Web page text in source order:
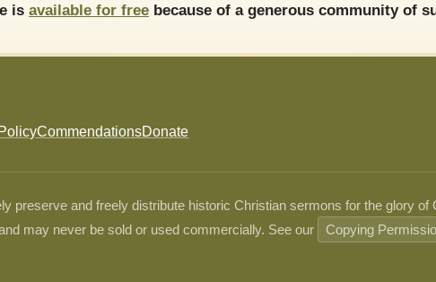
is available for free because of a generous community of
CommendationsDonate
and freely distribute historic Christian sermons for the glory
may never be sold or used commercially. See our
Copying